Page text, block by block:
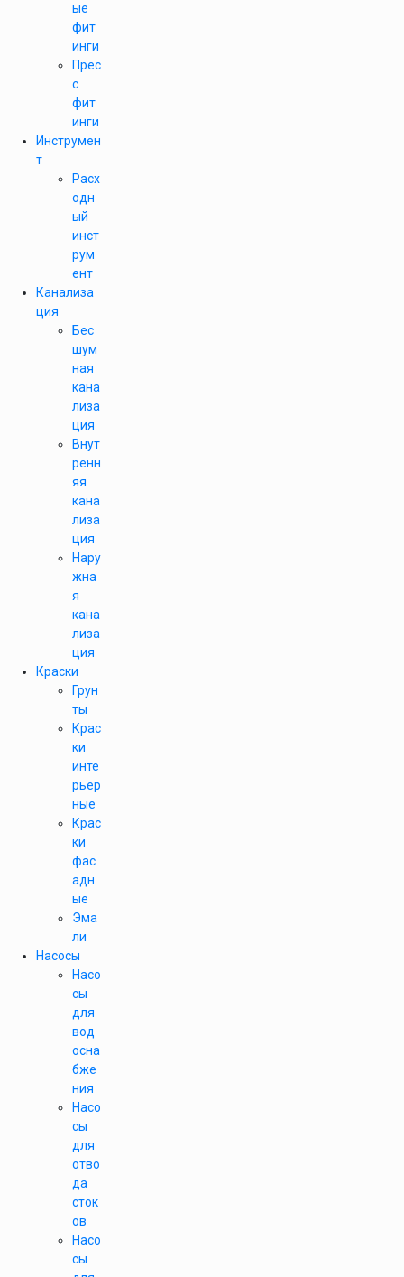
ые
фит
инги
Прес
с
фит
инги
Инструмен
т
Расх
одн
ый
инст
рум
ент
Канализа
ция
Бес
шум
ная
кана
лиза
ция
Внут
ренн
яя
кана
лиза
ция
Нару
жна
я
кана
лиза
ция
Краски
Грун
ты
Крас
ки
инте
рьер
ные
Крас
ки
фас
адн
ые
Эма
ли
Насосы
Насо
сы
для
вод
осна
бже
ния
Насо
сы
для
отво
да
сток
ов
Насо
сы